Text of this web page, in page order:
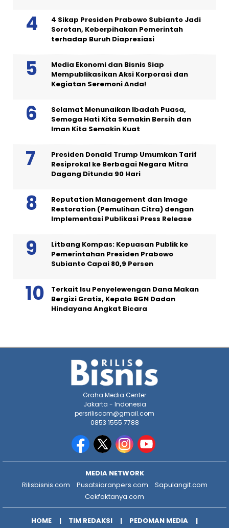
4 Sikap Presiden Prabowo Subianto Jadi
Sorotan, Keberpihakan Pemerintah
terhadap Buruh Diapresiasi
Media Ekonomi dan Bisnis Siap
Mempublikasikan Aksi Korporasi dan
Kegiatan Seremoni Anda!
Selamat Menunaikan Ibadah Puasa,
Semoga Hati Kita Semakin Bersih dan
Iman Kita Semakin Kuat
Presiden Donald Trump Umumkan Tarif
Resiprokal ke Berbagai Negara Mitra
Dagang Ditunda 90 Hari
Reputation Management dan Image
Restoration (Pemulihan Citra) dengan
Implementasi Publikasi Press Release
Litbang Kompas: Kepuasan Publik ke
Pemerintahan Presiden Prabowo
Subianto Capai 80,9 Persen
Terkait Isu Penyelewengan Dana Makan
Bergizi Gratis, Kepala BGN Dadan
Hindayana Angkat Bicara
Graha Media Center
Jakarta - Indonesia
persriliscom@gmail.com
0853 1555 7788
MEDIA NETWORK
Rilisbisnis.com
Pusatsiaranpers.com
Sapulangit.com
Cekfaktanya.com
HOME TIM REDAKSI PEDOMAN MEDIA